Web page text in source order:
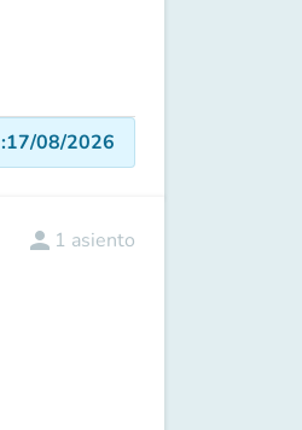
:17/08/2026
person 1 asiento